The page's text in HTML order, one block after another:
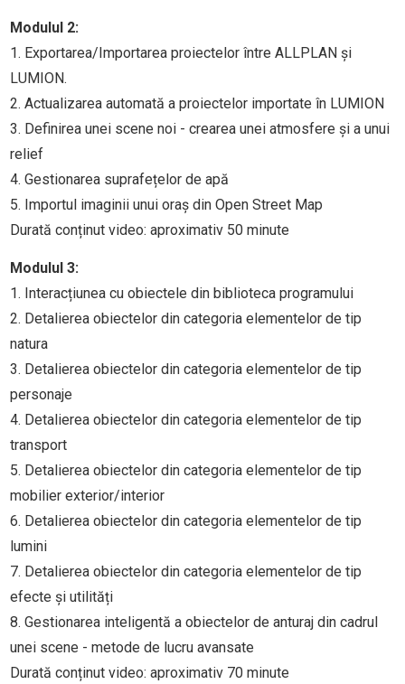
Modulul 2:
1. Exportarea/Importarea proiectelor între ALLPLAN și
LUMION.
2. Actualizarea automată a proiectelor importate în LUMION
3. Definirea unei scene noi - crearea unei atmosfere și a unui
relief
4. Gestionarea suprafețelor de apă
5. Importul imaginii unui oraș din Open Street Map
Durată conținut video: aproximativ 50 minute
Modulul 3:
1. Interacțiunea cu obiectele din biblioteca programului
2. Detalierea obiectelor din categoria elementelor de tip
natura
3. Detalierea obiectelor din categoria elementelor de tip
personaje
4. Detalierea obiectelor din categoria elementelor de tip
transport
5. Detalierea obiectelor din categoria elementelor de tip
mobilier exterior/interior
6. Detalierea obiectelor din categoria elementelor de tip
lumini
7. Detalierea obiectelor din categoria elementelor de tip
efecte și utilități
8. Gestionarea inteligentă a obiectelor de anturaj din cadrul
unei scene - metode de lucru avansate
Durată conținut video: aproximativ 70 minute